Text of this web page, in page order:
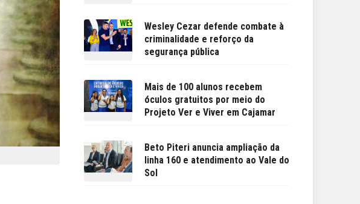
Wesley Cezar defende combate à
criminalidade e reforço da
segurança pública
Mais de 100 alunos recebem
óculos gratuitos por meio do
Projeto Ver e Viver em Cajamar
Beto Piteri anuncia ampliação da
linha 160 e atendimento ao Vale do
Sol